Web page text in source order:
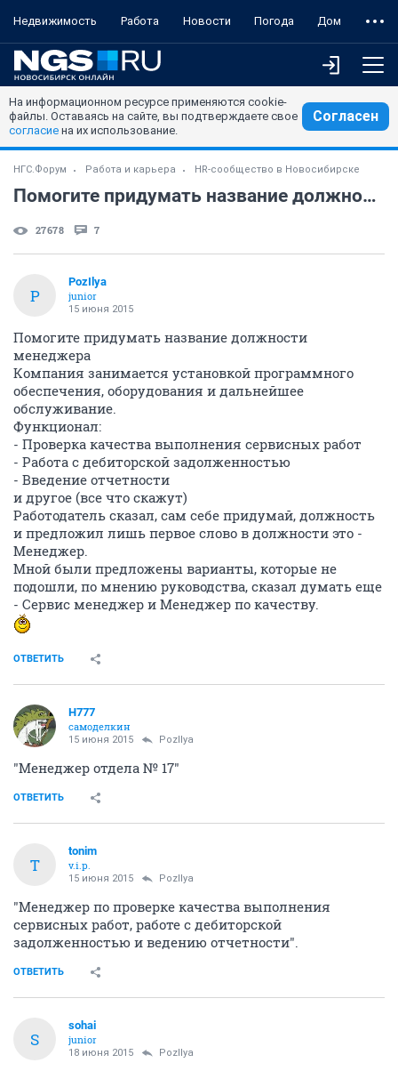
Недвижимость Работа Новости Погода Дом
На информационном ресурсе применяются cookie-
файлы. Оставаясь на сайте, вы подтверждаете свое
согласие на их использование.
Согласен
НГС.Форум Работа и карьера HR-сообщество в Новосибирске
Помогите придумать название должности
27678 7
P
PozIlya
junior
15 июня 2015
Помогите придумать название должности
менеджера
Компания занимается установкой программного
обеспечения, оборудования и дальнейшее
обслуживание.
Функционал:
- Проверка качества выполнения сервисных работ
- Работа с дебиторской задолженностью
- Введение отчетности
и другое (все что скажут)
Работодатель сказал, сам себе придумай, должность
и предложил лишь первое слово в должности это -
Менеджер.
Мной были предложены варианты, которые не
подошли, по мнению руководства, сказал думать еще
- Сервис менеджер и Менеджер по качеству.
ОТВЕТИТЬ
H777
самоделкин
15 июня 2015 PozIlya
"Менеджер отдела № 17"
ОТВЕТИТЬ
T
tonim
v.i.p.
15 июня 2015 PozIlya
"Менеджер по проверке качества выполнения
сервисных работ, работе с дебиторской
задолженностью и ведению отчетности".
ОТВЕТИТЬ
S
sohai
junior
18 июня 2015 PozIlya